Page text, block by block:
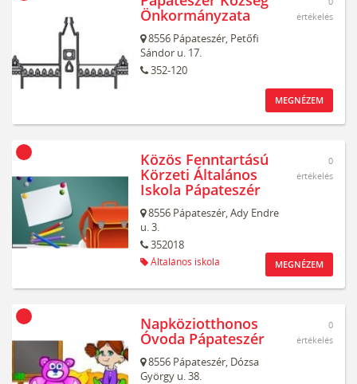
Önkormányzata
8556 Pápateszér, Petőfi
Sándor u. 17.
352-120
értékelés
MEGNÉZEM
Közös Fenntartású
Körzeti Általános
Iskola Pápateszér
8556 Pápateszér,Ady Endre
u. 3.
352018
Általános iskola
0
értékelés
MEGNÉZEM
Napköziotthonos
Óvoda Pápateszér
8556 Pápateszér, Dózsa
György u. 38.
0
értékelés